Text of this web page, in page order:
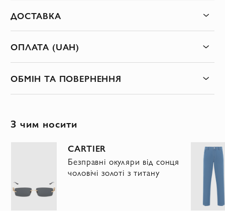
ДОСТАВКА
ОПЛАТА (UAH)
ОБМІН ТА ПОВЕРНЕННЯ
З чим носити
CARTIER
Безправні окуляри від сонця
чоловічі золоті з титану